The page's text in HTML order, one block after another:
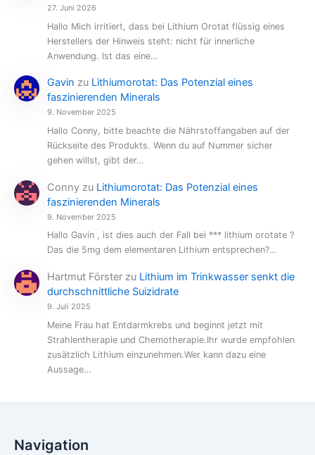
27. Juni 2026
Hallo Mich irritiert, dass bei Lithium Orotat flüssig eines
Herstellers der Hinweis steht: nicht für innerliche
Anwendung. Ist das eine…
Gavin zu Lithiumorotat: Das Potenzial eines
faszinierenden Minerals
9. November 2025
Hallo Conny, bitte beachte die Nährstoffangaben auf der
Rückseite des Produkts. Wenn du auf Nummer sicher
gehen willst, gibt der…
Conny zu Lithiumorotat: Das Potenzial eines
faszinierenden Minerals
9. November 2025
Hallo Gavin , ist dies auch der Fall bei *** lithium orotate ?
Das die 5mg dem elementaren Lithium entsprechen?…
Hartmut Förster zu Lithium im Trinkwasser senkt die
durchschnittliche Suizidrate
9. Juli 2025
Meine Frau hat Entdarmkrebs und beginnt jetzt mit
Strahlentherapie und Chemotherapie.Ihr wurde empfohlen
zusätzlich Lithium einzunehmen.Wer kann dazu eine
Aussage…
Navigation